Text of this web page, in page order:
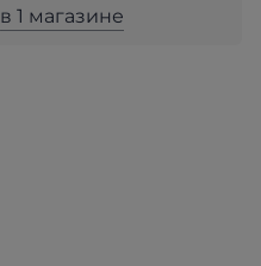
в 1 магазине